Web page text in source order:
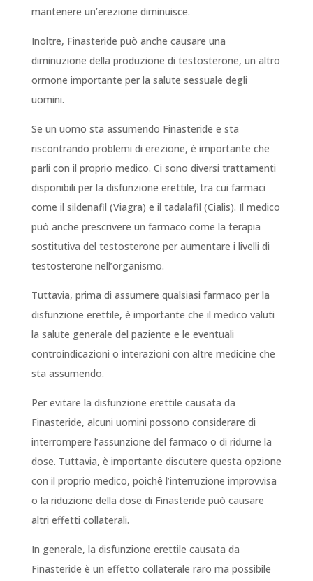
mantenere un’erezione diminuisce.
Inoltre, Finasteride può anche causare una
diminuzione della produzione di testosterone, un altro
ormone importante per la salute sessuale degli
uomini.
Se un uomo sta assumendo Finasteride e sta
riscontrando problemi di erezione, è importante che
parli con il proprio medico. Ci sono diversi trattamenti
disponibili per la disfunzione erettile, tra cui farmaci
come il sildenafil (Viagra) e il tadalafil (Cialis). Il medico
può anche prescrivere un farmaco come la terapia
sostitutiva del testosterone per aumentare i livelli di
testosterone nell’organismo.
Tuttavia, prima di assumere qualsiasi farmaco per la
disfunzione erettile, è importante che il medico valuti
la salute generale del paziente e le eventuali
controindicazioni o interazioni con altre medicine che
sta assumendo.
Per evitare la disfunzione erettile causata da
Finasteride, alcuni uomini possono considerare di
interrompere l’assunzione del farmaco o di ridurne la
dose. Tuttavia, è importante discutere questa opzione
con il proprio medico, poichê l’interruzione improvvisa
o la riduzione della dose di Finasteride può causare
altri effetti collaterali.
In generale, la disfunzione erettile causata da
Finasteride è un effetto collaterale raro ma possibile